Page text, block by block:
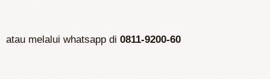
atau melalui whatsapp di 0811-9200-60